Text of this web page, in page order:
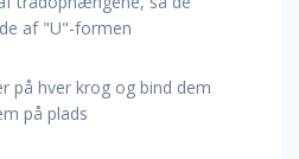
af "U"-formen
på hver krog og bind dem
på plads